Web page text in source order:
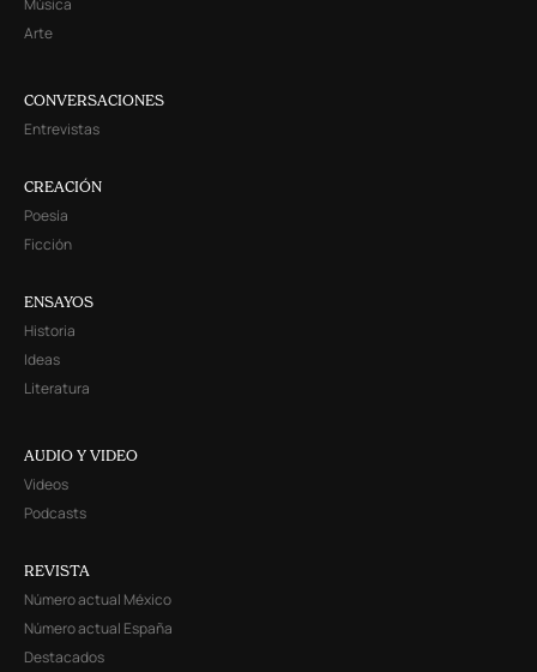
Música
Arte
CONVERSACIONES
Entrevistas
CREACIÓN
Poesía
Ficción
ENSAYOS
Historia
Ideas
Literatura
AUDIO Y VIDEO
Videos
Podcasts
REVISTA
Número actual México
Número actual España
Destacados